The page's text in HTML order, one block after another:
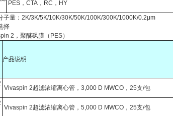
PES，CTA，RC，HY
子量：2K/3K/5K/10K/30K/50K/100K/300K/1000K/0.2μm
择
2，聚醚砜膜（PES）
产品说明
Vivaspin 2超滤浓缩离心管，3,000 D MWCO，25支/包
Vivaspin 2超滤浓缩离心管，5,000 D MWCO，25支/包